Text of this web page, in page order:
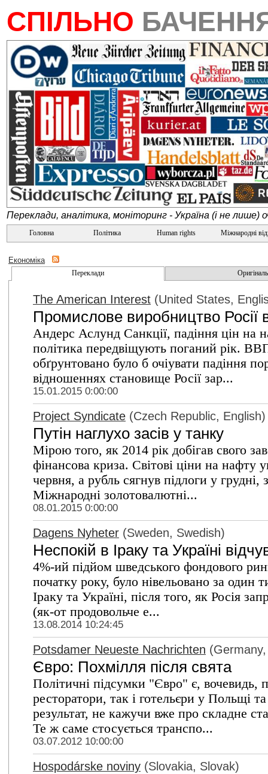
СПІЛЬНО
Переклади, аналітика, моніторинг - Україна (і не лише)
Головна Політика Human rights Міжнародні
Економіка
Переклади
The American Interest (United States,
Промислове виробництво Росії
Андерс Аслунд Санкції, падіння цін на
політика передвіщують поганий рік.
обґрунтовано було б очіувати падіння
відношеннях становище Росії зар...
15.01.2015 0:00:00
Project Syndicate (Czech Republic, English)
Путін наглухо засів у танку
Мірою того, як 2014 рік добігав свого
фінансова криза. Світові ціни на
червня, а рубль сягнув підлоги у
Міжнародні золотовалютні...
08.01.2015 0:00:00
Dagens Nyheter (Sweden, Swedish)
Неспокій в Іраку та Україні
4%-ий підйом шведського фондового
початку року, було нівельовано за один
Іраку та Україні, після того, як Росія
(як-от продовольче е...
13.08.2014 10:24:45
Potsdamer Neueste Nachrichten
Євро: Похмілля після свята
Політичні підсумки "Євро" є, вочевидь,
ресторатори, так і готельєри у Польщі
результат, не кажучи вже про складне
Те ж саме стосується транспо...
03.07.2012 10:00:00
Hospodárske noviny (Slovakia, Slovak)